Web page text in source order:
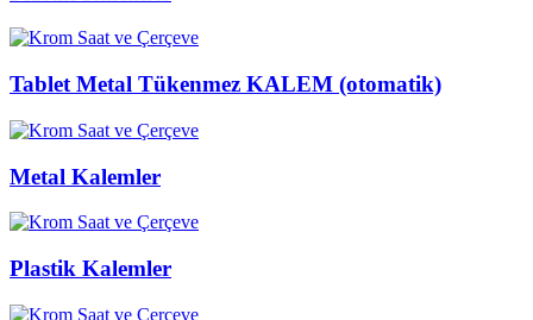
Tablet Metal Tükenmez KALEM (otomatik)
Metal Kalemler
Plastik Kalemler